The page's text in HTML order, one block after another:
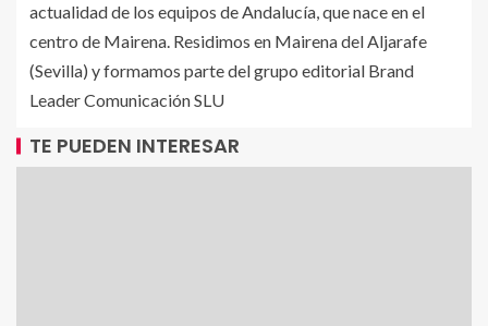
actualidad de los equipos de Andalucía, que nace en el
centro de Mairena. Residimos en Mairena del Aljarafe
(Sevilla) y formamos parte del grupo editorial Brand
Leader Comunicación SLU
TE PUEDEN INTERESAR